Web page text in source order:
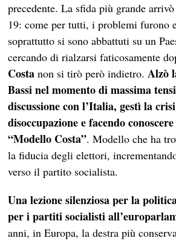
precedente. La sfida più grande
19: come per tutti, i problemi furono
soprattutto si sono abbattuti su un
cercando di rialzarsi faticosamente
Costa non si tirò però indietro.Alzò
Bassi nel momento di massima
discussione con l’Italia, gestì la
disoccupazione e facendo
“Modello Costa”. Modello che ha
la fiducia degli elettori,
verso il partito socialista.
Una lezione silenziosa per la
per i partiti socialisti
anni, in Europa, la destra più